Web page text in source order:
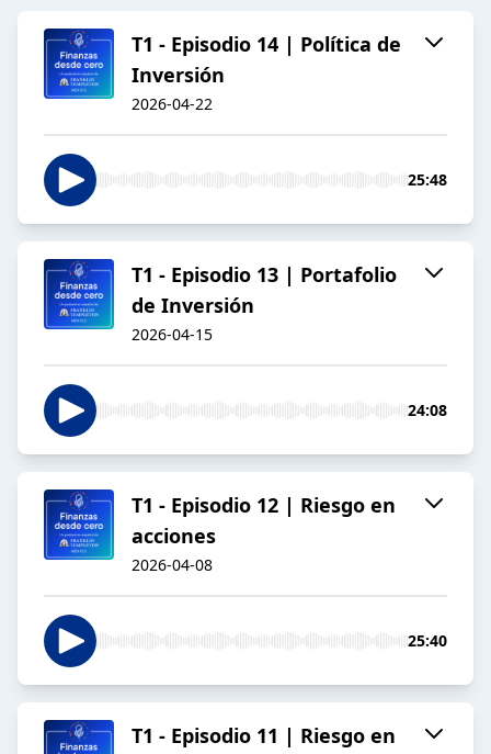
T1 - Episodio 14 | Política de
Inversión
2026-04-22
25:48
T1 - Episodio 13 | Portafolio
de Inversión
2026-04-15
24:08
T1 - Episodio 12 | Riesgo en
acciones
2026-04-08
25:40
T1 - Episodio 11 | Riesgo en